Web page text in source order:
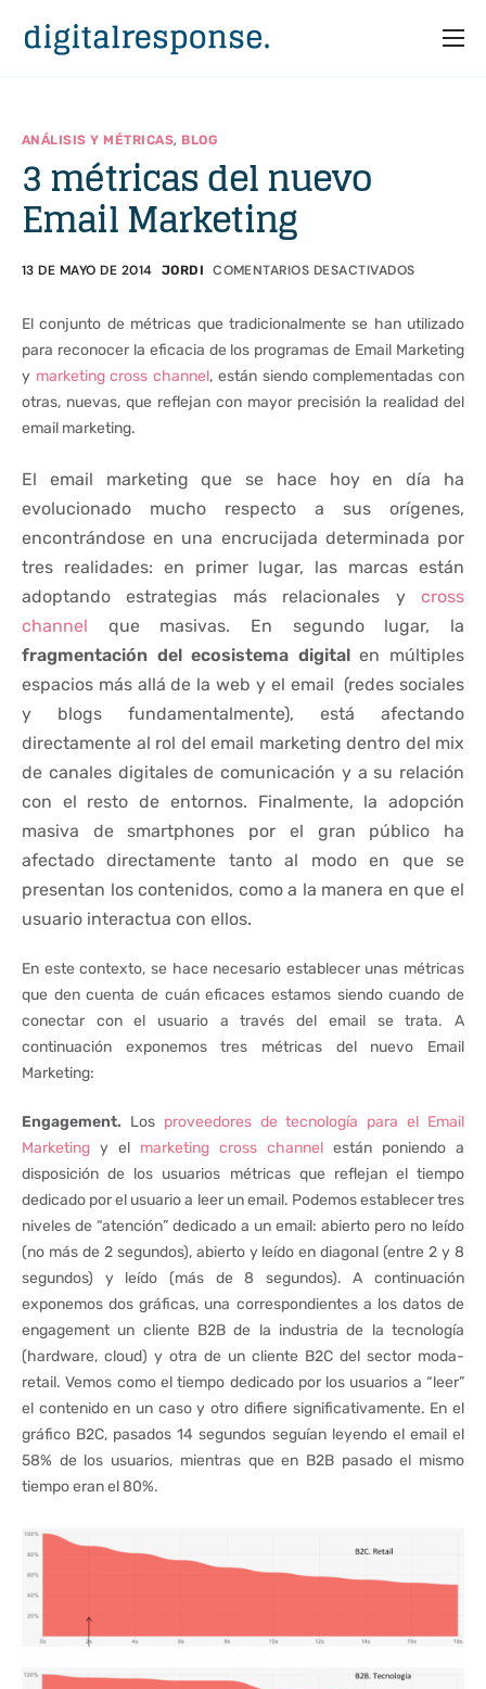
Partners
Casos
ANÁLISIS Y MÉTRICAS, BLOG
3 métricas del nuevo
Email Marketing
13 DE MAYO DE 2014 JORDI COMENTARIOS DESACTIVADOS
El conjunto de métricas que tradicionalmente se han utilizado
para reconocer la eficacia de los programas de Email Marketing
y marketing cross channel, están siendo complementadas con
otras, nuevas, que reflejan con mayor precisión la realidad del
email marketing.
El email marketing que se hace hoy en día ha
evolucionado mucho respecto a sus orígenes,
encontrándose en una encrucijada determinada por
tres realidades: en primer lugar, las marcas están
adoptando estrategias más relacionales y cross
channel que masivas. En segundo lugar, la
fragmentación del ecosistema digitalen múltiples
espacios más allá de la web y el email (redes sociales
y blogs fundamentalmente), está afectando
directamente al rol del email marketing dentro del mix
de canales digitales de comunicación y a su relación
con el resto de entornos. Finalmente, la adopción
masiva de smartphones por el gran público ha
afectado directamente tanto al modo en que se
presentan los contenidos, como a la manera en que el
usuario interactua con ellos.
En este contexto, se hace necesario establecer unas métricas
que den cuenta de cuán eficaces estamos siendo cuando de
conectar con el usuario a través del email se trata. A
continuación exponemos tres métricas del nuevo Email
Marketing:
Engagement. Los proveedores de tecnología para el Email
Marketing y el marketing cross channel están poniendo a
disposición de los usuarios métricas que reflejan el tiempo
dedicado por el usuario a leer un email. Podemos establecer tres
niveles de “atención” dedicado a un email: abierto pero no leído
(no más de 2 segundos), abierto y leído en diagonal (entre 2 y 8
segundos) y leído (más de 8 segundos). A continuación
exponemos dos gráficas, una correspondientes a los datos de
engagement un cliente B2B de la industria de la tecnología
(hardware, cloud) y otra de un cliente B2C del sector moda-
retail. Vemos como el tiempo dedicado por los usuarios a “leer”
el contenido en un caso y otro difiere significativamente. En el
gráfico B2C, pasados 14 segundos seguían leyendo el email el
58% de los usuarios, mientras que en B2B pasado el mismo
tiempo eran el 80%.